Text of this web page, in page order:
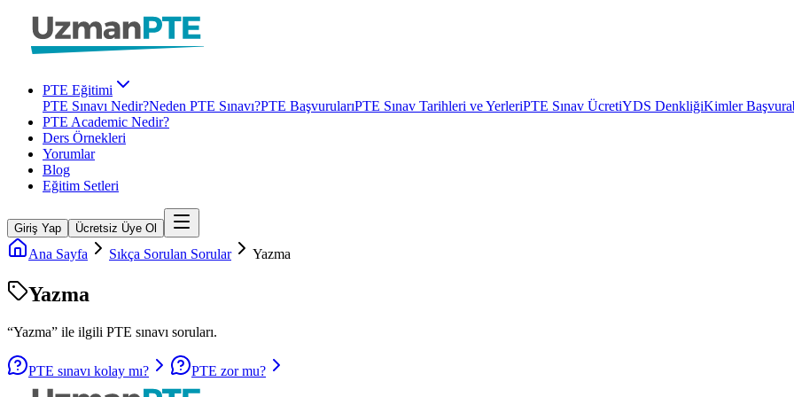
PTE Eğitimi
PTE Sınavı Nedir?Neden PTE Sınavı?PTE BaşvurularıPTE Sınav Tarihleri ve YerleriPTE Sınav ÜcretiYDS DenkliğiKimler
PTE Academic Nedir?
Ders Örnekleri
Yorumlar
Blog
Eğitim Setleri
Giriş Yap Ücretsiz Üye Ol
Ana Sayfa Sıkça Sorulan Sorular Yazma
Yazma
“Yazma” ile ilgili PTE sınavı soruları.
PTE sınavı kolay mı? PTE zor mu?